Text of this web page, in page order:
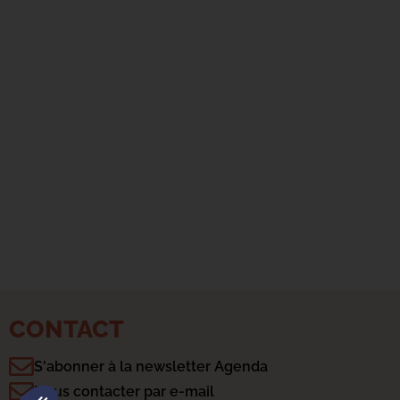
Axeptio consent
Plateforme de Gestion du Consentement : Personnalisez vos
CONTACT
S'abonner à la newsletter Agenda
Nous contacter par e-mail